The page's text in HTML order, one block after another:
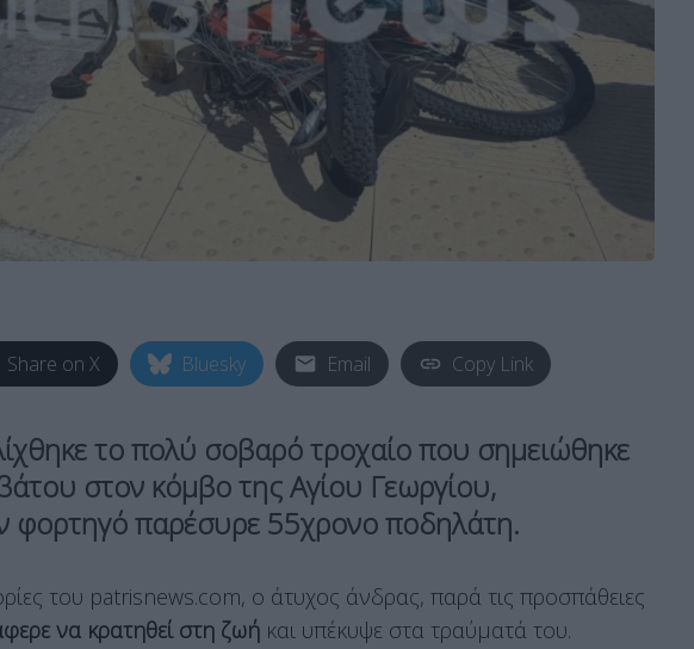
Share on X Bluesky Email Copy Link
το πολύ σοβαρό τροχαίο που σημειώθηκε
στον κόμβο της Αγίου Γεωργίου,
φορτηγό παρέσυρε 55χρονο ποδηλάτη.
του patrisnews.com, ο άτυχος άνδρας, παρά τις προσπάθειες
να κρατηθεί στη ζωή και υπέκυψε στα τραύματά του.